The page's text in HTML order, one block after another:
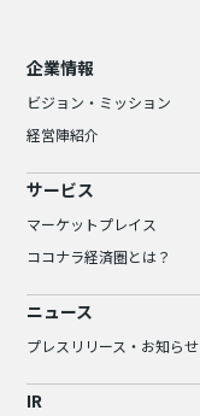
企業情報
ビジョン・ミッション
経営陣紹介
サービス
マーケットプレイス
ココナラ経済圏とは？
ニュース
プレスリリース・お知らせ
IR